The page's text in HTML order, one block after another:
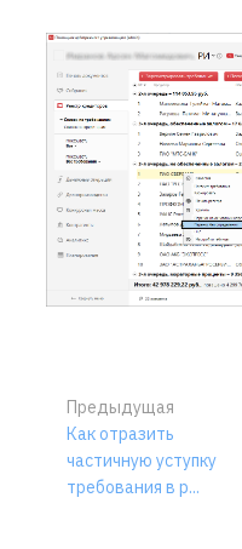
Предыдущая
Как отразить
частичную уступку
требования в р...